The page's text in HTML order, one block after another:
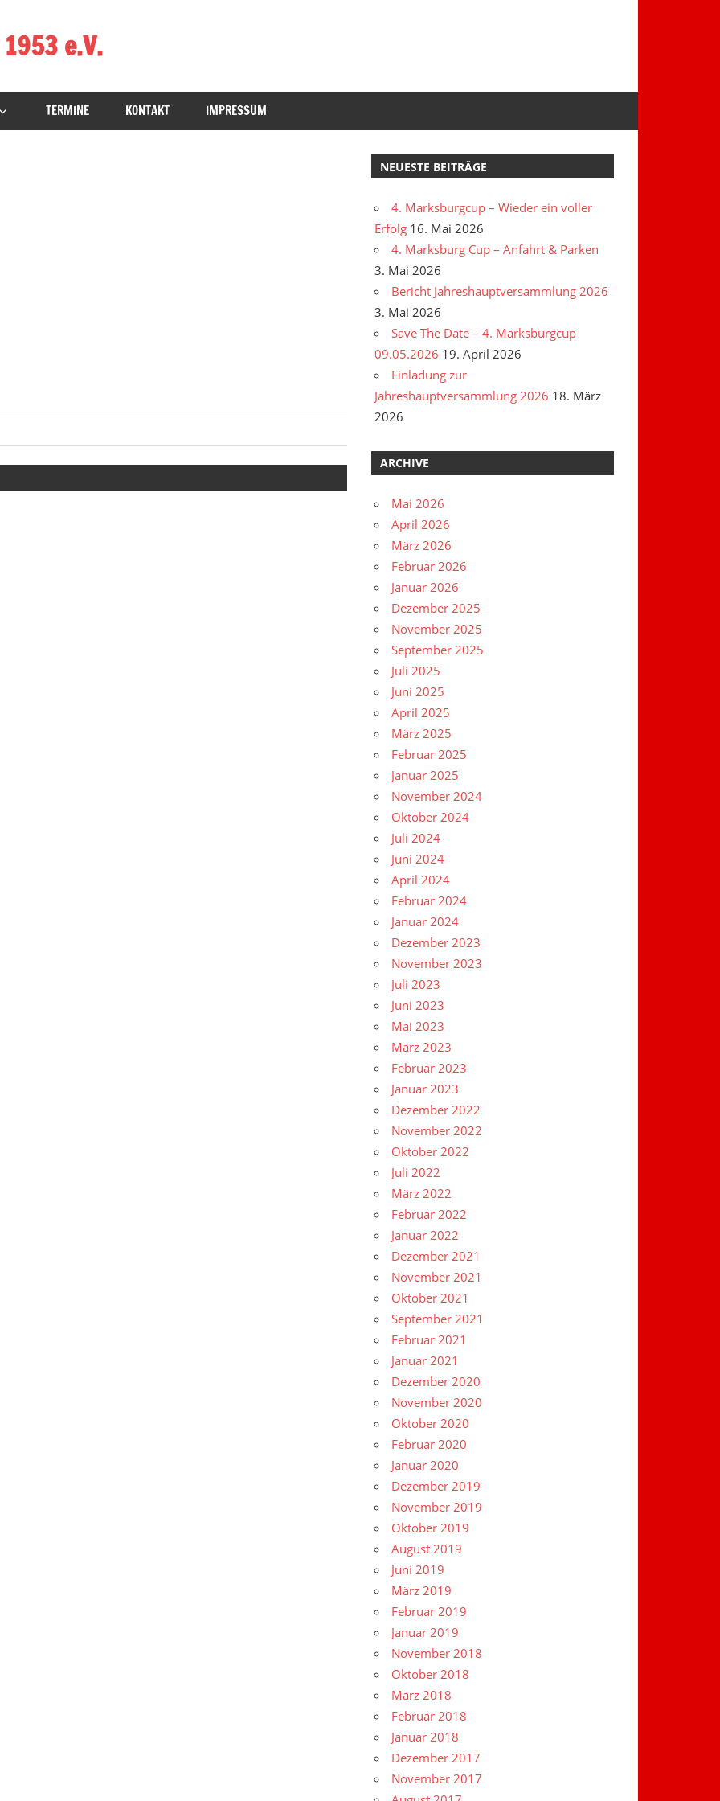
e.V.
TERMINE KONTAKT IMPRESSUM
NEUESTE BEITRÄGE
4. Marksburgcup – Wieder ein voller
Erfolg 16. Mai 2026
4. Marksburg Cup – Anfahrt & Parken
3. Mai 2026
Bericht Jahreshauptversammlung 2026
3. Mai 2026
Save The Date – 4. Marksburgcup
09.05.2026 19. April 2026
Einladung zur
Jahreshauptversammlung 2026 18. März
2026
ARCHIVE
Mai 2026
April 2026
März 2026
Februar 2026
Januar 2026
Dezember 2025
November 2025
September 2025
Juli 2025
Juni 2025
April 2025
März 2025
Februar 2025
Januar 2025
November 2024
Oktober 2024
Juli 2024
Juni 2024
April 2024
Februar 2024
Januar 2024
Dezember 2023
November 2023
Juli 2023
Juni 2023
Mai 2023
März 2023
Februar 2023
Januar 2023
Dezember 2022
November 2022
Oktober 2022
Juli 2022
März 2022
Februar 2022
Januar 2022
Dezember 2021
November 2021
Oktober 2021
September 2021
Februar 2021
Januar 2021
Dezember 2020
November 2020
Oktober 2020
Februar 2020
Januar 2020
Dezember 2019
November 2019
Oktober 2019
August 2019
Juni 2019
März 2019
Februar 2019
Januar 2019
November 2018
Oktober 2018
März 2018
Februar 2018
Januar 2018
Dezember 2017
November 2017